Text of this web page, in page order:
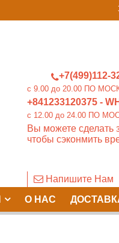
+7(499)112-
c 9.00 до 20.00 ПО
+841233120375 -
c 12.00 до 24.00 ПО
Вы можете сделать
чтобы сэконмить
Напишите Нам
О НАС